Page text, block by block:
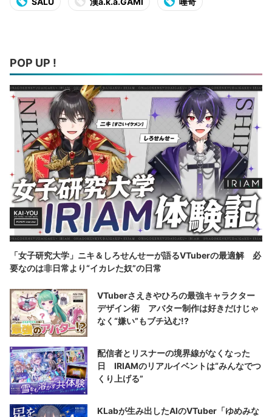
POP UP !
「女子研究大学」ニキ＆しろせんせーが語るVTuberの最適解 必
要なのは非日常より“イカレた奴”の日常
VTuberさえきやひろの最強キャラクター
デザイン術 アバター制作は好きだけじゃ
なく“嫌い”もブチ込む!?
配信者とリスナーの境界線がなくなった
日 IRIAMのリアルイベントは“みんなでつ
くり上げる”
KLabが生み出したAIのVTuber「ゆめみな